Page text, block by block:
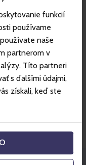
funkcií
používame
naše
partnerom v
Títo partneri
s ďalšími údajmi,
získali, keď ste
kontaktovať,
online formulár